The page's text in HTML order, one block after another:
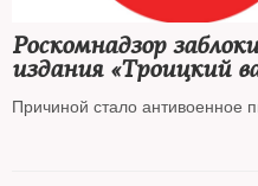
Роскомнадзор
издания «Троицкий
Причиной стало антивоенное